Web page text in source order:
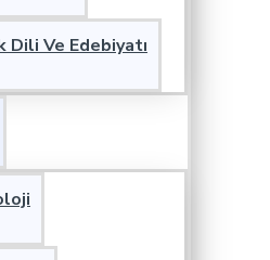
Dili Ve Edebiyatı